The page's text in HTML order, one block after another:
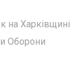
на Харківщині
Оборони